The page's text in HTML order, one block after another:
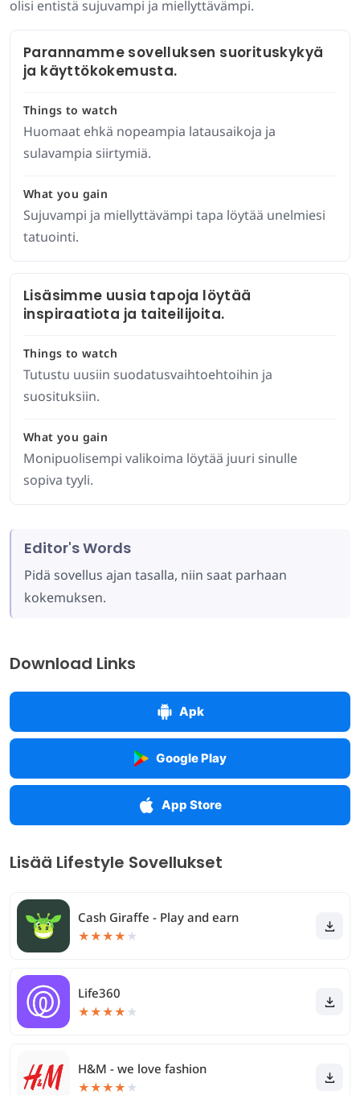
olisi entistä sujuvampi ja miellyttävämpi.
Parannamme sovelluksen suorituskykyä
ja käyttökokemusta.
Things to watch
Huomaat ehkä nopeampia latausaikoja ja
sulavampia siirtymiä.
What you gain
Sujuvampi ja miellyttävämpi tapa löytää unelmiesi
tatuointi.
Lisäsimme uusia tapoja löytää
inspiraatiota ja taiteilijoita.
Things to watch
Tutustu uusiin suodatusvaihtoehtoihin ja
suosituksiin.
What you gain
Monipuolisempi valikoima löytää juuri sinulle
sopiva tyyli.
Editor's Words
Pidä sovellus ajan tasalla, niin saat parhaan
kokemuksen.
Download Links
Apk
Google Play
App Store
Lisää Lifestyle Sovellukset
Cash Giraffe - Play and earn
★★★★ ★
Life360
★★★★ ★
H&M - we love fashion
★★★★ ★